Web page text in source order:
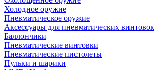
Холодное оружие
Пневматическое оружие
Аксессуары для пневматических винтовок
Баллончики
Пневматические винтовки
Пневматические пистолеты
Пульки и шарики